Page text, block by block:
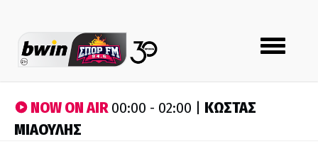
Toggle
navigation
NOW ON AIR00:00 - 02:00 | ΚΩΣΤΑΣ
ΜΙΑΟΥΛΗΣ